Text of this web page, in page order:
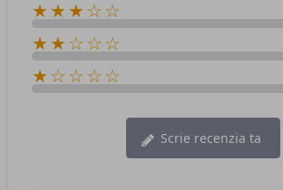
★★★☆☆
★★☆☆☆
★☆☆☆☆
Scrie recenzia ta